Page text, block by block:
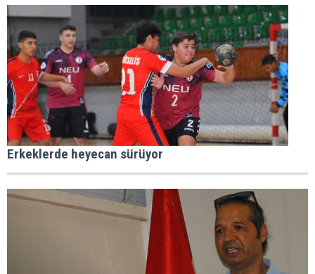
Erkeklerde heyecan sürüyor